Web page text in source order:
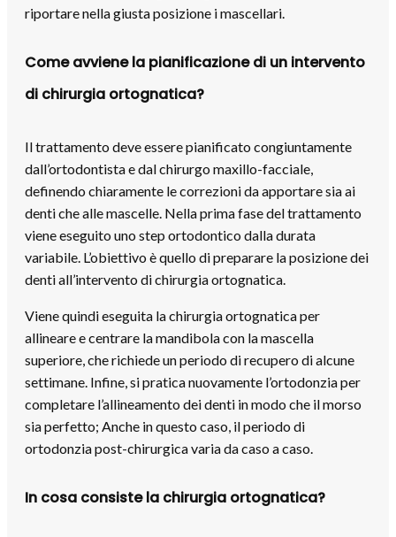
riportare nella giusta posizione i mascellari.
Come avviene la pianificazione di un intervento
di chirurgia ortognatica?
Il trattamento deve essere pianificato congiuntamente
dall’ortodontista e dal chirurgo maxillo-facciale,
definendo chiaramente le correzioni da apportare sia ai
denti che alle mascelle. Nella prima fase del trattamento
viene eseguito uno step ortodontico dalla durata
variabile. L’obiettivo è quello di preparare la posizione dei
denti all’intervento di chirurgia ortognatica.
Viene quindi eseguita la chirurgia ortognatica per
allineare e centrare la mandibola con la mascella
superiore, che richiede un periodo di recupero di alcune
settimane. Infine, si pratica nuovamente l’ortodonzia per
completare l’allineamento dei denti in modo che il morso
sia perfetto; Anche in questo caso, il periodo di
ortodonzia post-chirurgica varia da caso a caso.
In cosa consiste la chirurgia ortognatica?